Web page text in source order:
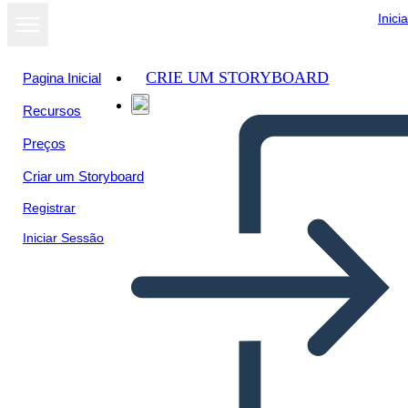
Pagina Inicial
Recursos
Preços
Criar um Storyboard
Registrar
Iniciar Sessão
CRIE UM STORYBOARD